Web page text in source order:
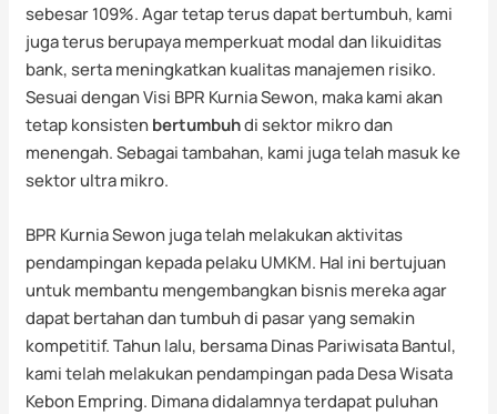
sebesar 109%. Agar tetap terus dapat bertumbuh, kami
juga terus berupaya memperkuat modal dan likuiditas
bank, serta meningkatkan kualitas manajemen risiko.
Sesuai dengan Visi BPR Kurnia Sewon, maka kami akan
tetap konsistenbertumbuhdi sektor mikro dan
menengah. Sebagai tambahan, kami juga telah masuk ke
sektor ultra mikro.
BPR Kurnia Sewon juga telah melakukan aktivitas
pendampingan kepada pelaku UMKM. Hal ini bertujuan
untuk membantu mengembangkan bisnis mereka agar
dapat bertahan dan tumbuh di pasar yang semakin
kompetitif. Tahun lalu, bersama Dinas Pariwisata Bantul,
kami telah melakukan pendampingan pada Desa Wisata
Kebon Empring. Dimana didalamnya terdapat puluhan